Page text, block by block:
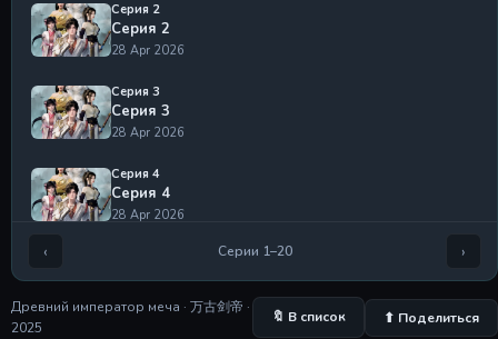
Серия 2
Серия 2
28 Apr 2026
Серия 3
Серия 3
28 Apr 2026
Серия 4
Серия 4
28 Apr 2026
‹ Серии 1–20 ›
Древний император меча · 万古剑帝 ·
2025
🔖 В список ⬆ Поделиться